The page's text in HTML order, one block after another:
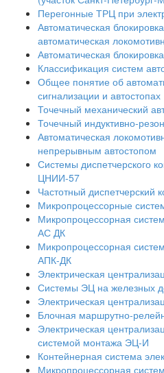
Перегонные ТРЦ при
Автоматическая
автоматическая
Автоматическая блокировка
Классификация систем
Общее понятие об
сигнализации и автостопах
Точечный механический
Точечный индуктивно-
Автоматическая
непрерывным автостопом
Системы диспетчерского
ЦНИИ-57
Частотный диспетчерский
Микропроцессорные
Микропроцессорная
АС ДК
Микропроцессорная
АПК-ДК
Электрическая
Системы ЭЦ на железных
Электрическая
Блочная маршрутно-
Электрическая
системой монтажа ЭЦ-И
Контейнерная система
Микропроцессорная